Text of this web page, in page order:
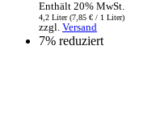
war:
35,94 €
ist:
32,99 €.
Enthält 20% MwSt.
4,2 Liter (7,85 € / 1 Liter)
zzgl. Versand
7% reduziert